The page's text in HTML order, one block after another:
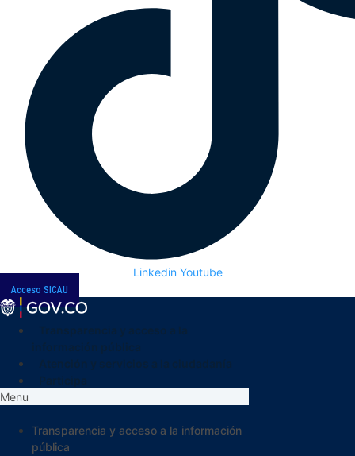
Linkedin Youtube
Acceso SICAU
Menu
Transparencia y acceso a la información
pública